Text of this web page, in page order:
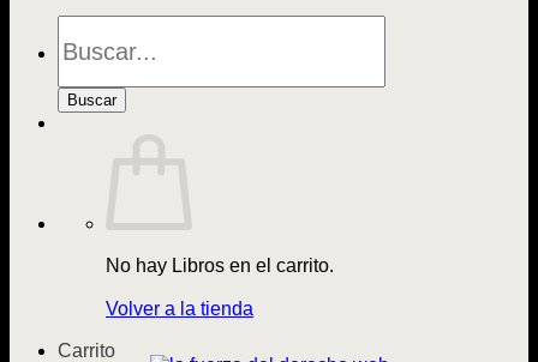
de
Buscar
No hay Libros en el carrito.
Volver a la tienda
Carrito